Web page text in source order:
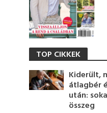
TOP CIKKEK
Kiderült,
átlagbér
után:
összeg